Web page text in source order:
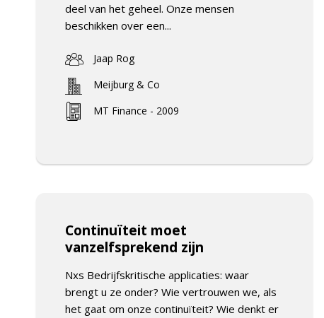
deel van het geheel. Onze mensen
beschikken over een...
Jaap Rog
Meijburg & Co
MT Finance - 2009
Continuïteit moet
vanzelfsprekend zijn
Nxs Bedrijfskritische applicaties: waar
brengt u ze onder? Wie vertrouwen we, als
het gaat om onze continuïteit? Wie denkt er